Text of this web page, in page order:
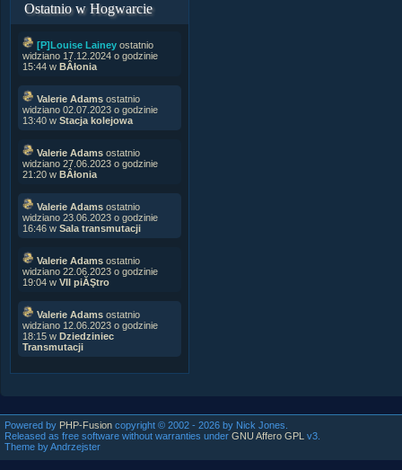
Ostatnio w Hogwarcie
[P]Louise Lainey ostatnio
widziano 17.12.2024 o godzinie
15:44 w BÂłonia
Valerie Adams ostatnio
widziano 02.07.2023 o godzinie
13:40 w Stacja kolejowa
Valerie Adams ostatnio
widziano 27.06.2023 o godzinie
21:20 w BÂłonia
Valerie Adams ostatnio
widziano 23.06.2023 o godzinie
16:46 w Sala transmutacji
Valerie Adams ostatnio
widziano 22.06.2023 o godzinie
19:04 w VII piĂŞtro
Valerie Adams ostatnio
widziano 12.06.2023 o godzinie
18:15 w Dziedziniec
Transmutacji
Powered by PHP-Fusion copyright © 2002 - 2026 by Nick Jones.
Released as free software without warranties under GNU Affero GPL
v3.
Theme by Andrzejster